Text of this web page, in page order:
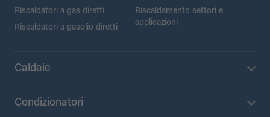
Riscaldatori a gas diretti
Riscaldatori a gasolio diretti
Riscaldamento settori e
applicazioni
Caldaie
Condizionatori